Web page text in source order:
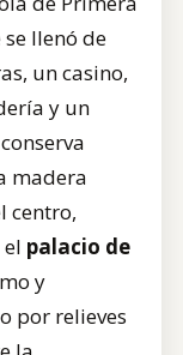
llenó de
un casino,
y un
madera
centro,
palacio de
y
por relieves